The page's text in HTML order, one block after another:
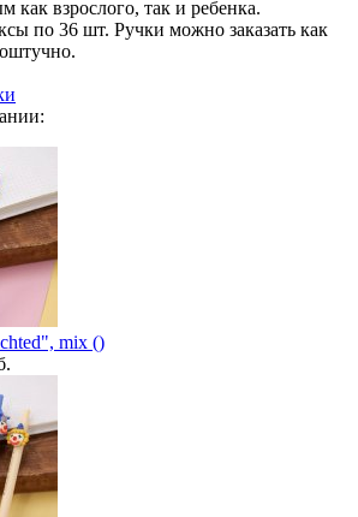
как взрослого, так и ребенка.
по 36 шт. Ручки можно заказать как
mix ()